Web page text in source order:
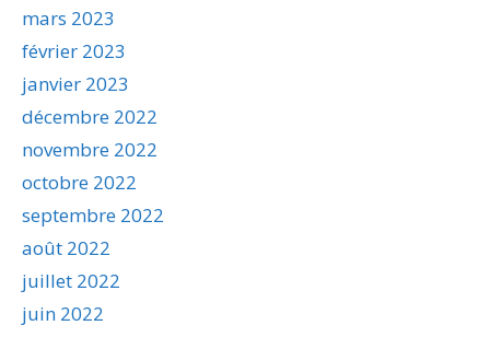
mars 2023
février 2023
janvier 2023
décembre 2022
novembre 2022
octobre 2022
septembre 2022
août 2022
juillet 2022
juin 2022